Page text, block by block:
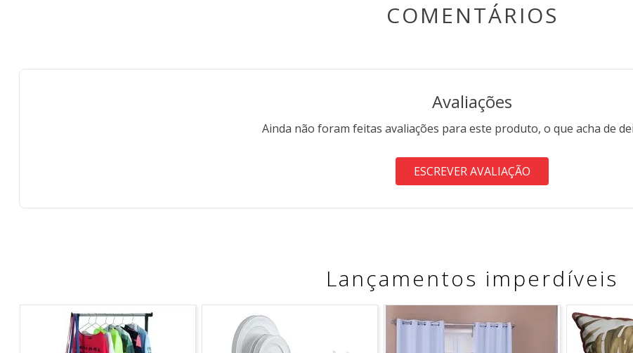
COMENTÁRIOS
Avaliações
Ainda não foram feitas avaliações para este produto, o que acha de
ESCREVER AVALIAÇÃO
Lançamentos imperdíveis